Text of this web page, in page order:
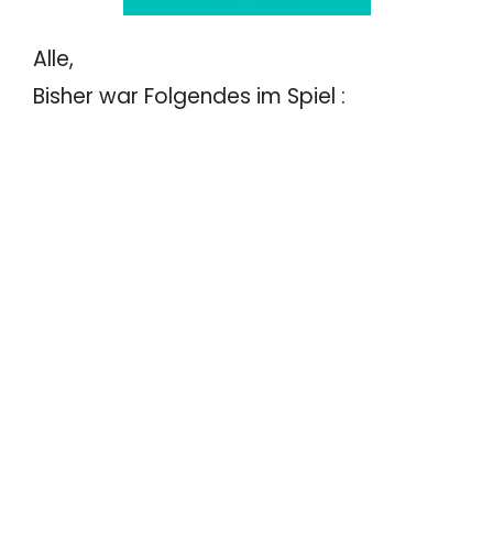
Alle,
Bisher war Folgendes im Spiel :